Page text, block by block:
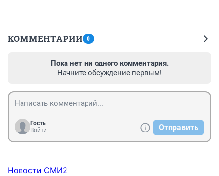
КОММЕНТАРИИ 0
Пока нет ни одного комментария.
Начните обсуждение первым!
Гость
Войти
Отправить
Новости СМИ2